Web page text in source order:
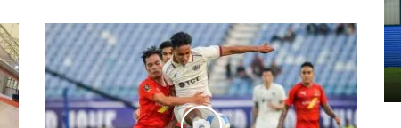
dan manajerial SPPI di
Balikpapan
31 Juli 2026 18:01